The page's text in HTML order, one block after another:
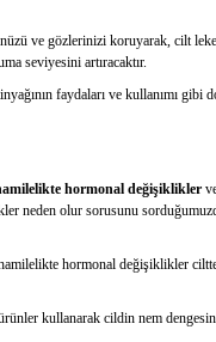
ve gözlerinizi koruyarak, cilt
seviyesini artıracaktır.
faydaları ve kullanımı gibi
hormonal değişiklikler
neden olur sorusunu
hormonal değişiklikler
kullanarak cildin nem